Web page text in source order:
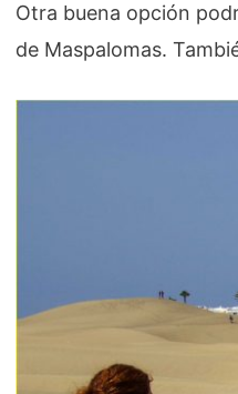
Otra buena opción
de Maspalomas.